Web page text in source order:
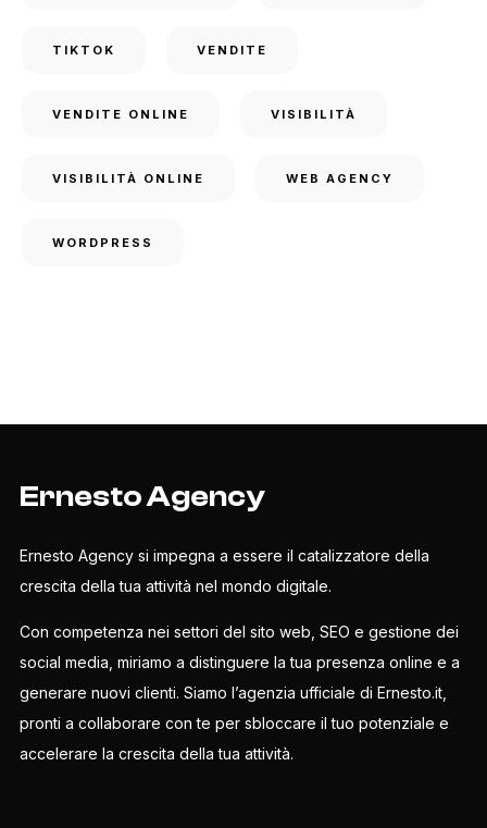
TIKTOK VENDITE
VENDITE ONLINE VISIBILITÀ
VISIBILITÀ ONLINE WEB AGENCY
WORDPRESS
Ernesto Agency
Ernesto Agency si impegna a essere il catalizzatore della
crescita della tua attività nel mondo digitale.
Con competenza nei settori del sito web, SEO e gestione dei
social media, miriamo a distinguere la tua presenza online e a
generare nuovi clienti. Siamo l’agenzia ufficiale di Ernesto.it,
pronti a collaborare con te per sbloccare il tuo potenziale e
accelerare la crescita della tua attività.